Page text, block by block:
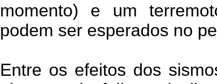
momento) e um
podem ser esperados no
Entre os efeitos dos